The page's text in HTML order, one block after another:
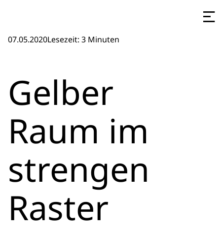
07.05.2020Lesezeit: 3 Minuten
Gelber
Raum im
strengen
Raster